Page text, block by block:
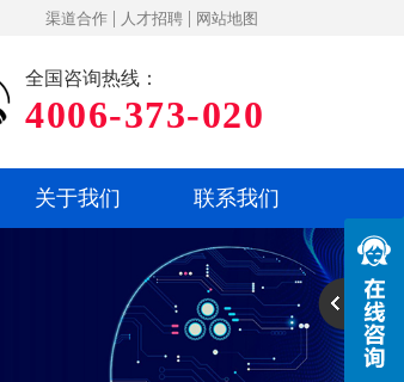
渠道合作 | 人才招聘 | 网站地图
全国咨询热线：
4006-373-020
关于我们 联系我们